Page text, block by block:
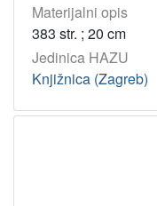
Materijalni opis
383 str. ; 20 cm
Jedinica HAZU
Knjižnica (Zagreb)